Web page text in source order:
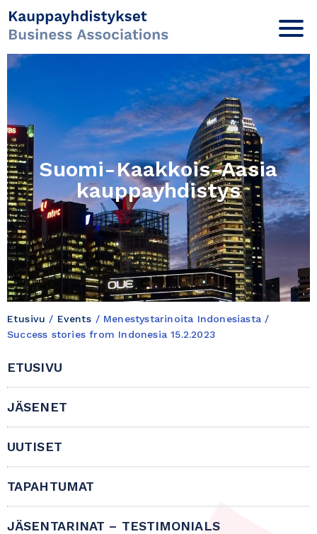
Suomi-Kaakkois-Aasia
kauppayhdistys
Etusivu / Events / Menestystarinoita Indonesiasta /
Success stories from Indonesia 15.2.2023
ETUSIVU
JÄSENET
UUTISET
TAPAHTUMAT
JÄSENTARINAT – TESTIMONIALS